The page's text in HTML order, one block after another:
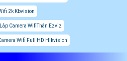
2k Kbvision
Lắp Camera WifiThân Ezviz
Wifi Full HD Hikvision